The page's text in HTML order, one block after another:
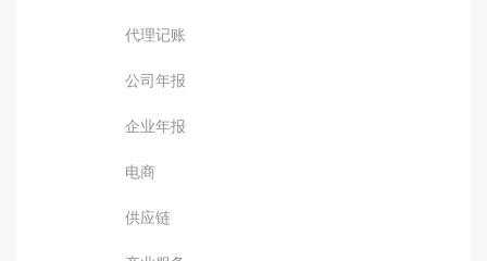
代理记账
公司年报
企业年报
电商
供应链